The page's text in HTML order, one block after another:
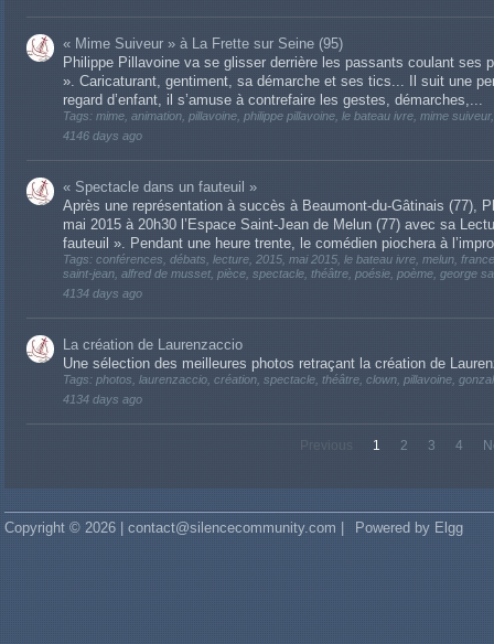
« Mime Suiveur » à La Frette sur Seine (95)
Philippe Pillavoine va se glisser derrière les passants coulant ses
». Caricaturant, gentiment, sa démarche et ses tics... Il suit une
regard d’enfant, il s’amuse à contrefaire les gestes, démarches,...
Tags: mime, animation, pillavoine, philippe pillavoine, le bateau ivre, mime
4146 days ago
« Spectacle dans un fauteuil »
Après une représentation à succès à Beaumont-du-Gâtinais (77),
mai 2015 à 20h30 l’Espace Saint-Jean de Melun (77) avec sa
fauteuil ». Pendant une heure trente, le comédien piochera à
Tags: conférences, débats, lecture, 2015, mai 2015, le bateau ivre, melun,
saint-jean, alfred de musset, pièce, spectacle, théâtre, poésie, poème, george
4134 days ago
La création de Laurenzaccio
Une sélection des meilleures photos retraçant la création de
Tags: photos, laurenzaccio, création, spectacle, théâtre, clown, pillavoine,
4134 days ago
Previous 1 2 3 4
Copyright © 2026 | contact@silencecommunity.com | Powered by Elgg